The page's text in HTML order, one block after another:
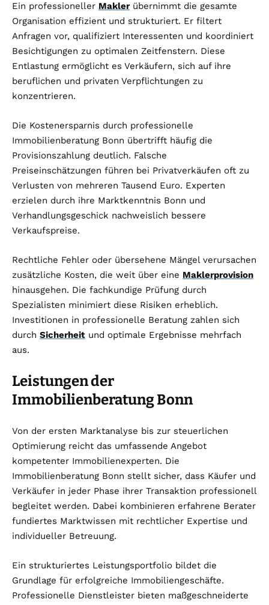
Ein professioneller Maklerübernimmt die gesamte
Organisation effizient und strukturiert. Er filtert
Anfragen vor, qualifiziert Interessenten und koordiniert
Besichtigungen zu optimalen Zeitfenstern. Diese
Entlastung ermöglicht es Verkäufern, sich auf ihre
beruflichen und privaten Verpflichtungen zu
konzentrieren.
Die Kostenersparnis durch professionelle
Immobilienberatung Bonn übertrifft häufig die
Provisionszahlung deutlich. Falsche
Preiseinschätzungen führen bei Privatverkäufen oft zu
Verlusten von mehreren Tausend Euro. Experten
erzielen durch ihre Marktkenntnis Bonn und
Verhandlungsgeschick nachweislich bessere
Verkaufspreise.
Rechtliche Fehler oder übersehene Mängel verursachen
zusätzliche Kosten, die weit über eine Maklerprovision
hinausgehen. Die fachkundige Prüfung durch
Spezialisten minimiert diese Risiken erheblich.
Investitionen in professionelle Beratung zahlen sich
durch Sicherheit und optimale Ergebnisse mehrfach
aus.
Leistungen der
Immobilienberatung Bonn
Von der ersten Marktanalyse bis zur steuerlichen
Optimierung reicht das umfassende Angebot
kompetenter Immobilienexperten. Die
Immobilienberatung Bonn stellt sicher, dass Käufer und
Verkäufer in jeder Phase ihrer Transaktion professionell
begleitet werden. Dabei kombinieren erfahrene Berater
fundiertes Marktwissen mit rechtlicher Expertise und
individueller Betreuung.
Ein strukturiertes Leistungsportfolio bildet die
Grundlage für erfolgreiche Immobiliengeschäfte.
Professionelle Dienstleister bieten maßgeschneiderte